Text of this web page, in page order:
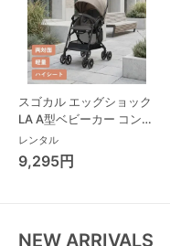
スゴカル エッグショック
LA A型ベビーカー コンビ
(Combi)
レンタル
9,295円
NEW ARRIVALS